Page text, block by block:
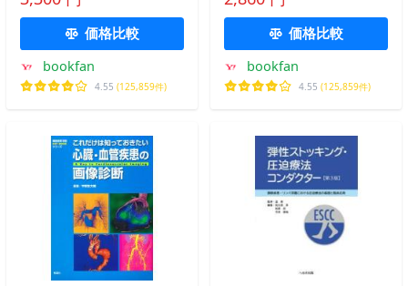
価格比較
bookfan
4.55 (125,859件)
トでやさしく解説 オール
カラー/立石実/小出昌秋
価格比較
bookfan
4.55 (125,859件)